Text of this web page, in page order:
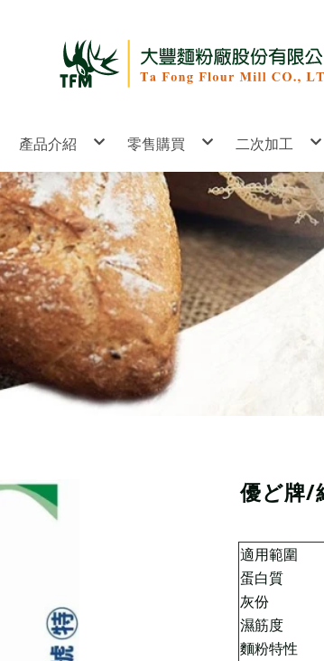
產品介紹
優ど
金馬牌
企鵝牌
雙Q牌
獨角獸
國興牌
雙星牌
紙袋系列
洗筋粉系列
零售購買
麵條
胚芽
二次加工
麵條系列
麵線系列
包子/饅頭系
拉麵/水餃皮
蛋糕/餅乾/
油條/沙琪
優ど牌/
適用範圍
蛋白質
灰份
濕筋度
麵粉特性